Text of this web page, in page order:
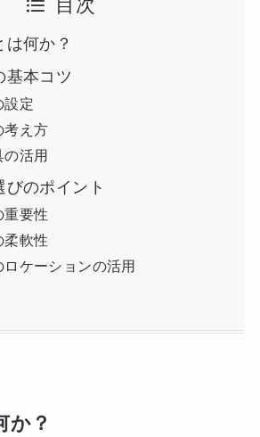
目次
は何か？
基本コツ
設定
考え方
の活用
びのポイント
重要性
柔軟性
ロケーションの活用
か？